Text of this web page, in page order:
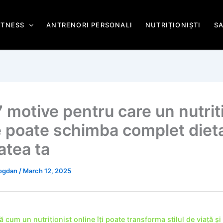
ANTRENORI PERSONALI NUTRIȚIONIȘTI
motive pentru care un
poate schimba complet
ta
/ March 12, 2025
cum un nutriționist online îți poate transforma stilul de viață și